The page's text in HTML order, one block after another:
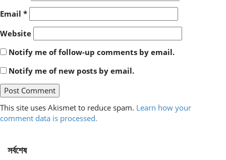
Email *
Website
Notify me of follow-up comments by email.
Notify me of new posts by email.
This site uses Akismet to reduce spam. Learn how your
comment data is processed.
সর্বশেষ